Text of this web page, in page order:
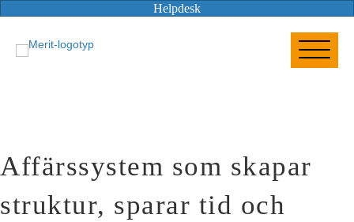
Helpdesk
Affärssystem som skapar
struktur, sparar tid och